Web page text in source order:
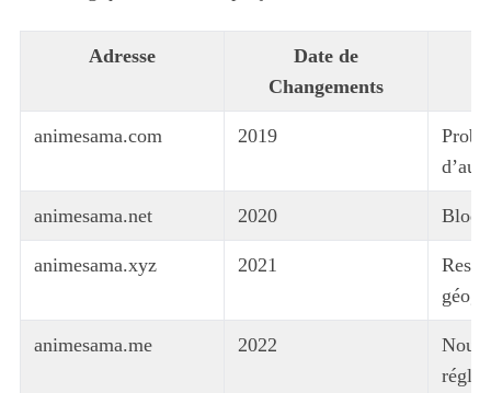
Adresse
Date de
Changements
animesama.com 2019
animesama.net 2020
animesama.xyz 2021
animesama.me 2022